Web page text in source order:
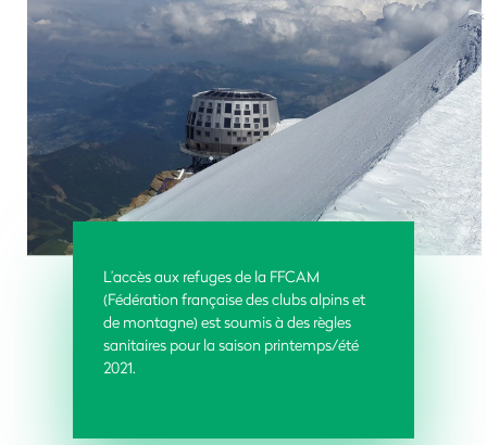
L’accès aux refuges de la FFCAM
(Fédération française des clubs alpins et
de montagne) est soumis à des règles
sanitaires pour la saison printemps/été
2021.